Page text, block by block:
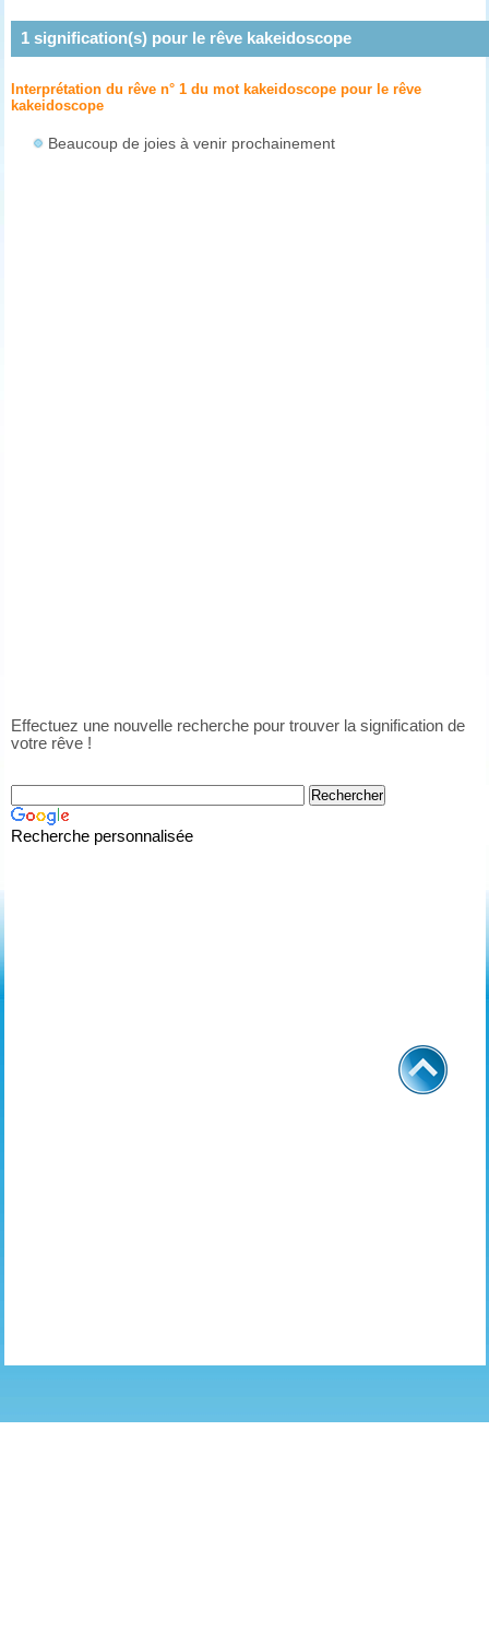
1signification(s) pour le rêve kakeidoscope
Interprétation du rêve n° 1 du mot kakeidoscope pour le rêve
kakeidoscope
Beaucoup de joies à venir prochainement
Effectuez une nouvelle recherche pour trouver la signification de
votre rêve !
Recherche personnalisée